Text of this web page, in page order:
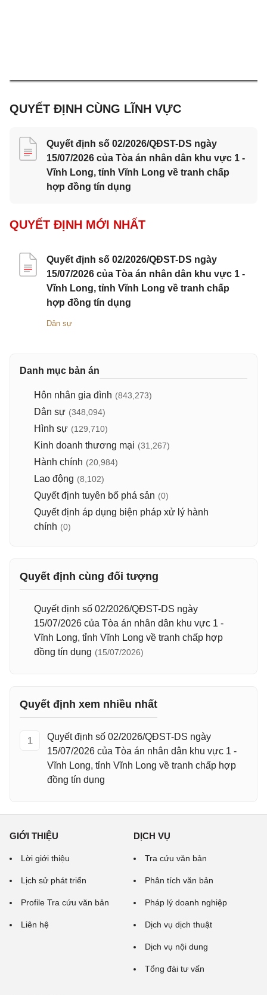
QUYẾT ĐỊNH CÙNG LĨNH VỰC
Quyết định số 02/2026/QĐST-DS ngày
15/07/2026 của Tòa án nhân dân khu vực 1 -
Vĩnh Long, tỉnh Vĩnh Long về tranh chấp
hợp đồng tín dụng
QUYẾT ĐỊNH MỚI NHẤT
Quyết định số 02/2026/QĐST-DS ngày
15/07/2026 của Tòa án nhân dân khu vực 1 -
Vĩnh Long, tỉnh Vĩnh Long về tranh chấp
hợp đồng tín dụng
Dân sự
Danh mục bản án
Hôn nhân gia đình (843,273)
Dân sự (348,094)
Hình sự (129,710)
Kinh doanh thương mại (31,267)
Hành chính (20,984)
Lao động (8,102)
Quyết định tuyên bố phá sản (0)
Quyết định áp dụng biện pháp xử lý hành
chính (0)
Quyết định cùng đối tượng
Quyết định số 02/2026/QĐST-DS ngày
15/07/2026 của Tòa án nhân dân khu vực 1 -
Vĩnh Long, tỉnh Vĩnh Long về tranh chấp hợp
đồng tín dụng (15/07/2026)
Quyết định xem nhiều nhất
1
Quyết định số 02/2026/QĐST-DS ngày
15/07/2026 của Tòa án nhân dân khu vực 1 -
Vĩnh Long, tỉnh Vĩnh Long về tranh chấp hợp
đồng tín dụng
GIỚI THIỆU
Lời giới thiệu
Lịch sử phát triển
Profile Tra cứu văn bản
Liên hệ
DỊCH VỤ
Tra cứu văn bản
Phân tích văn bản
Pháp lý doanh nghiệp
Dịch vụ dịch thuật
Dịch vụ nội dung
Tổng đài tư vấn